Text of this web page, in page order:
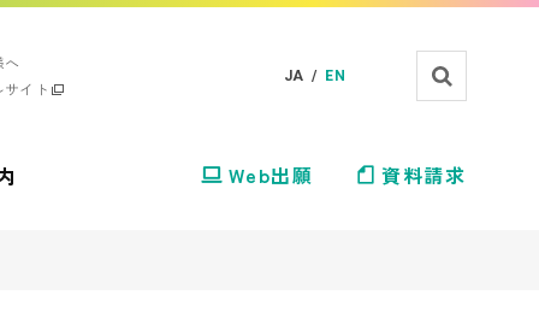
イト
JA / EN
Web出願 資料請求